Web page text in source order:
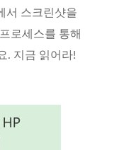
서 스크린샷을
로세스를 통해
. 지금 읽어라!